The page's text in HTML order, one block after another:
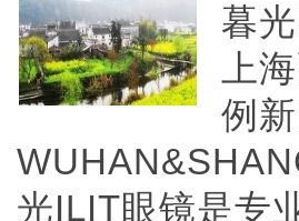
暮
上
例
光ILIT眼镜是专